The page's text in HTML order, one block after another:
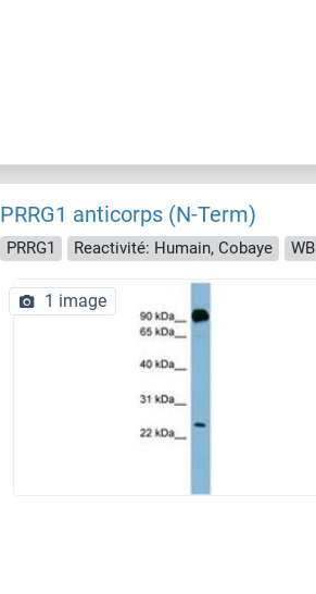
PRRG1 anticorps (N-Term)
PRRG1 Reactivité: Humain, Cobaye WB
1 image